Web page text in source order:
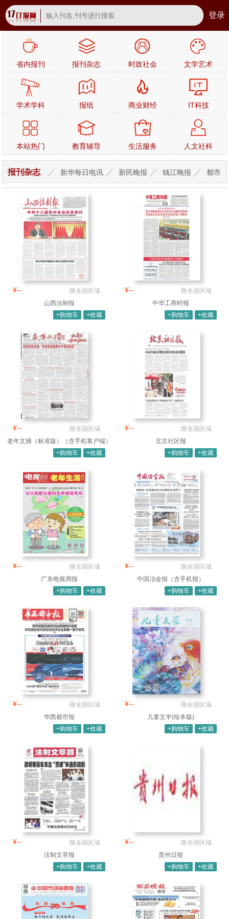
登录
省内报刊 报刊杂志 时政社会 文学艺术
学术学科 报纸 商业财经 IT科技
本站热门 教育辅导 生活服务 人文社科
报刊杂志 新华每日电讯 新民晚报 钱江晚报 都市
北京青年报 姑苏晚报 杭州日报 宁波晚报
¥--
限全国区域
山西法制报
+购物车
+收藏
¥--
限全国区域
中华工商时报
+购物车
+收藏
¥--
限全国区域
老年文摘（标准版）（含手机客户端）
+购物车
+收藏
¥--
限全国区域
北京社区报
+购物车
+收藏
¥--
限全国区域
广东电视周报
+购物车
+收藏
¥--
限全国区域
中国冶金报（含手机报）
+购物车
+收藏
¥--
限全国区域
华西都市报
+购物车
+收藏
¥--
限全国区域
儿童文学(绘本版)
+购物车
+收藏
¥--
限全国区域
法制文萃报
+购物车
+收藏
¥--
限全国区域
贵州日报
+购物车
+收藏